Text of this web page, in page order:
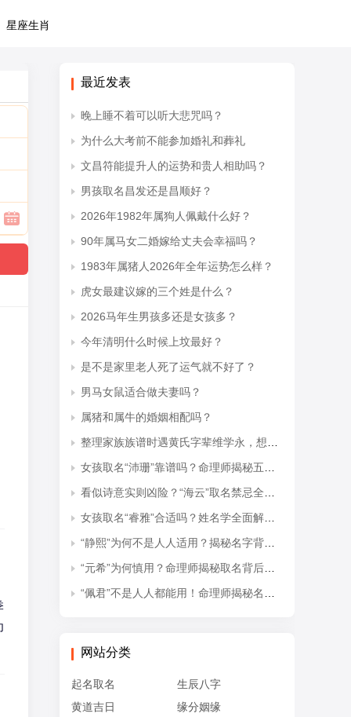
星座生肖
最近发表
晚上睡不着可以听大悲咒吗？
为什么大考前不能参加婚礼和葬礼
文昌符能提升人的运势和贵人相助吗？
男孩取名昌发还是昌顺好？
2026年1982年属狗人佩戴什么好？
90年属马女二婚嫁给丈夫会幸福吗？
1983年属猪人2026年全年运势怎么样？
虎女最建议嫁的三个姓是什么？
2026马年生男孩多还是女孩多？
今年清明什么时候上坟最好？
是不是家里老人死了运气就不好了？
男马女鼠适合做夫妻吗？
属猪和属牛的婚姻相配吗？
整理家族族谱时遇黄氏字辈维学永，想知道后续接续的是什么字辈？
女孩取名“沛珊”靠谱吗？命理师揭秘五行隐患与适配命格
看似诗意实则凶险？“海云”取名禁忌全解析
女孩取名“睿雅”合适吗？姓名学全面解读吉凶与禁忌
“静熙”为何不是人人适用？揭秘名字背后的五行失衡与命理隐患
“元希”为何慎用？命理师揭秘取名背后的五行忌讳
“佩君”不是人人都能用！命理师揭秘名字背后的五行杀局与取名禁忌
网站分类
起名取名
生辰八字
黄道吉日
缘分姻缘